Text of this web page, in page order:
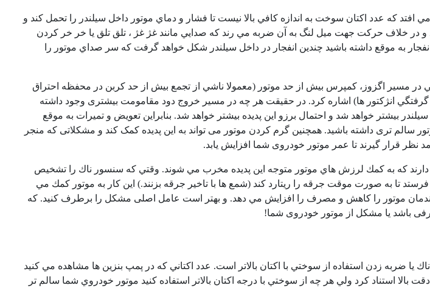
افتد كه عدد اكتان سوخت به اندازه كافي بالا نيست تا فشار و دماي موتور داخل سيلندر را تحمل كند و
در خلاف حركت جهت ميل لنگ به آن ضربه مي رند كه صدايي مانند غژ غژ ، تلق تلق يا خر خر كردن
به موقع داشته باشيد چندين انفجار در داخل سيلندر شكل خواهد گرفت كه سر صداي موتور را
در مسير اگزوز، كمپرس بيش از حد موتور (معمولا ناشي از تجمع بيش از حد كربن در محفظه احتراق
انژكتور ها) اشاره كرد. در حقیقت هر چه در مسیر خروج دود مقامومت بیشتری وجود داشته
بیشتر خواهد شد و احتمال برزو این پدیده بیشتر خواهد شد. بنابراین تعویض و تمیرات به موقع
سالم تری داشته باشید. همچنین گرم کردن موتور می تواند به این پدیده کمک کند و مشکلاتی که منجر
نظر قرار گیرند تا عمر موتور خودروی شما افزایش یابد.
كه به كمك لرزش هاي موتور متوجه اين پديده مخرب مي شوند. وقتي كه سنسور ناك را تشخيص
تا به صورت موقت جرقه را ريتارد كند (شمع ها با تاخير جرقه بزنند.) اين كار به موتور كمك مي
موتور را كاهش و مصرف را افزايش مي دهد. و بهتر است عامل اصلی مشکل را برطرف کنید. که
باشد یا مشکل از موتور خودروی شما!
يا ضربه زدن استفاده از سوختي با اكتان بالاتر است. عدد اكتاني كه در پمپ بنزين ها مشاهده مي كنيد
بالا استناد كرد ولي هر چه از سوختي با درجه اكتان بالاتر استفاده كنيد موتور خودروي شما سالم تر